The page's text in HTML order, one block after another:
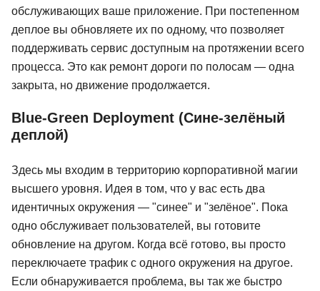
обслуживающих ваше приложение. При постепенном
деплое вы обновляете их по одному, что позволяет
поддерживать сервис доступным на протяжении всего
процесса. Это как ремонт дороги по полосам — одна
закрыта, но движение продолжается.
Blue-Green Deployment (Сине-зелёный
деплой)
Здесь мы входим в территорию корпоративной магии
высшего уровня. Идея в том, что у вас есть два
идентичных окружения — "синее" и "зелёное". Пока
одно обслуживает пользователей, вы готовите
обновление на другом. Когда всё готово, вы просто
переключаете трафик с одного окружения на другое.
Если обнаруживается проблема, вы так же быстро